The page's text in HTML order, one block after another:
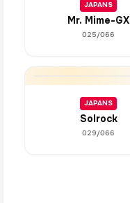
JAPANS
Mr. Mime-GX
025/066
JAPANS
Solrock
029/066